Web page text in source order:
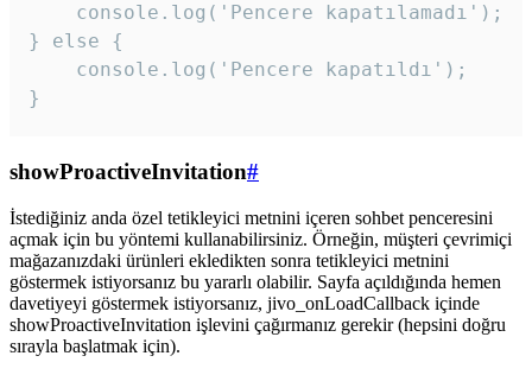
    console.log('Pencere kapatılamadı');
} else {
    console.log('Pencere kapatıldı');
}
showProactiveInvitation#
İstediğiniz anda özel tetikleyici metnini içeren sohbet penceresini
açmak için bu yöntemi kullanabilirsiniz. Örneğin, müşteri çevrimiçi
mağazanızdaki ürünleri ekledikten sonra tetikleyici metnini
göstermek istiyorsanız bu yararlı olabilir. Sayfa açıldığında hemen
davetiyeyi göstermek istiyorsanız, jivo_onLoadCallback içinde
showProactiveInvitation işlevini çağırmanız gerekir (hepsini doğru
sırayla başlatmak için).